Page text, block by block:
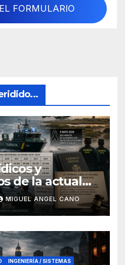
FORMULARIO
y
de la actual
narcotráfico
MIGUEL ANGEL CANO
INGENIERÍA / SISTEMAS